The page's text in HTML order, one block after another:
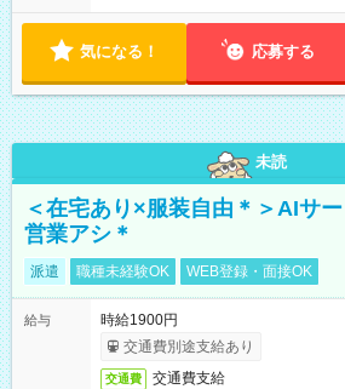
気になる！ 応募する
未読
＜在宅あり×服装自由＊＞AIサ
営業アシ＊
派遣 職種未経験OK WEB登録・面接OK
給与
時給1900円
交通費別途支給あり
交通費 交通費支給